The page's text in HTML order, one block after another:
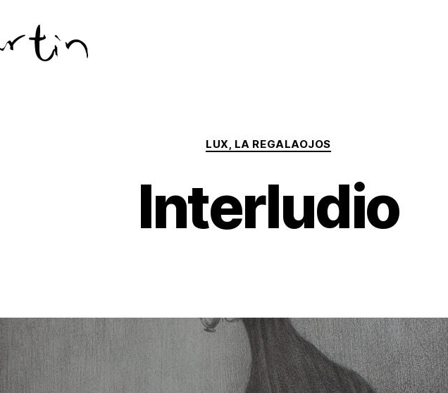
Categorías
LUX, LA REGALAOJOS
Interludio